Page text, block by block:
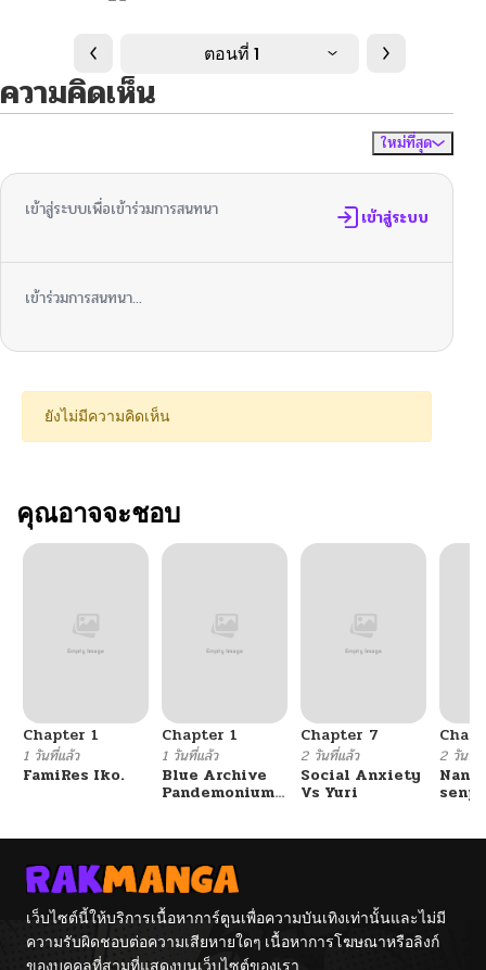
ตอนที่ 1
ความคิดเห็น
ใหม่ที่สุด
เข้าสู่ระบบเพื่อเข้าร่วมการสนทนา เข้าสู่ระบบ
เข้าร่วมการสนทนา...
ยังไม่มีความคิดเห็น
คุณอาจจะชอบ
Chapter 1
1 วันที่แล้ว
FamiRes Iko.
Chapter 1
1 วันที่แล้ว
Blue Archive
Pandemonium
Chapter 7
2 วันที่แล้ว
Social Anxiety
Vs Yuri
2 วันที่แ
เว็บไซต์นี้ให้บริการเนื้อหาการ์ตูนเพื่อความบันเทิงเท่านั้นและไม่มี
ความรับผิดชอบต่อความเสียหายใดๆ เนื้อหาการโฆษณาหรือลิงก์